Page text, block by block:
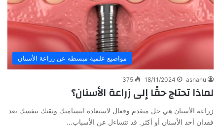
مواضيع علمية مبسطه عن زراعة الأسنان
asnanu
18/11/2024
375
لماذا تحتاج حقًا إلى زراعة الأسنان؟
زراعة الأسنان هي حل متقدم وفعال لاستعادة ابتسامتك وثقتك بنفسك بعد
فقدان أحد الأسنان أو أكثر. قد تتساءل عن الأسباب…